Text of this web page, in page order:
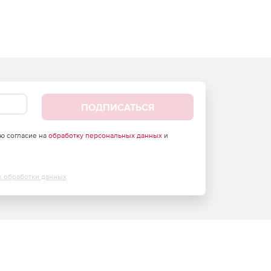
ПОДПИСАТЬСЯ
согласие на обработку персональных данныхи
обработки данных